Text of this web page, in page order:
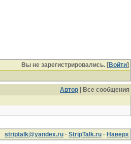
Вы не зарегистрировались. [Войти]
Автор | Все сообщения
striptalk@yandex.ru · StripTalk.ru · Наверх